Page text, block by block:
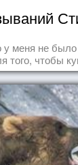
у меня не
того, чтобы
под кока-